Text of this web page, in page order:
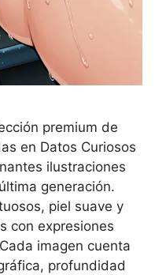
premium de
en Datos Curiosos
ilustraciones
generación.
piel suave y
con expresiones
imagen cuenta
profundidad